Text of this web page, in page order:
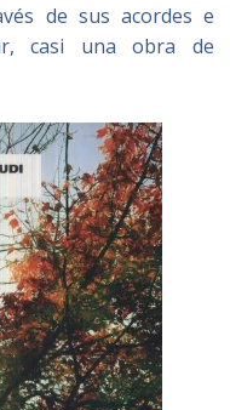
de sus acordes e
casi una obra de